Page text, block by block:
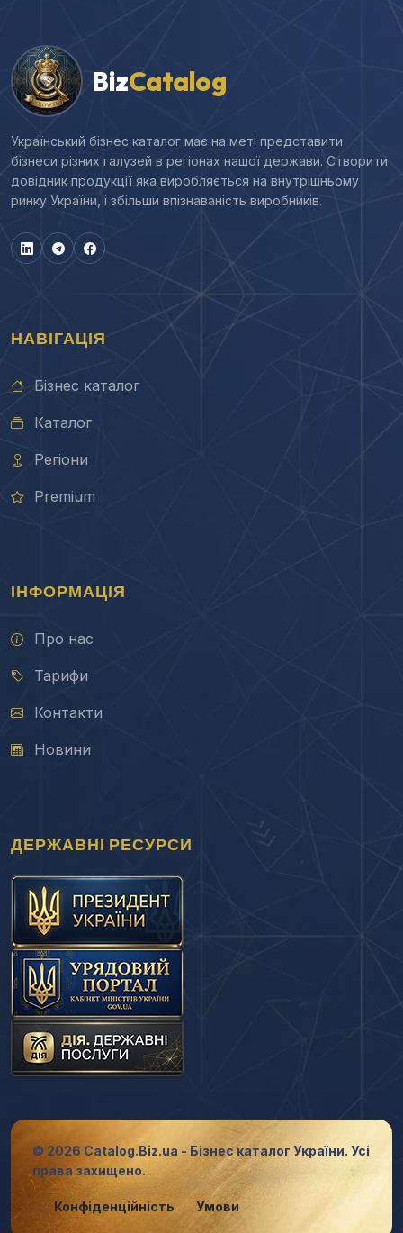
BizCatalog
Український бізнес каталог має на меті представити
бізнеси різних галузей в регіонах нашої держави. Створити
довідник продукції яка виробляється на внутрішньому
ринку України, і збільши впізнаваність виробників.
НАВІГАЦІЯ
Бізнес каталог
Каталог
Регіони
Premium
ІНФОРМАЦІЯ
Про нас
Тарифи
Контакти
Новини
ДЕРЖАВНІ РЕСУРСИ
© 2026 Catalog.Biz.ua - Бізнес каталог України. Усі
права захищено.
Конфіденційність Умови